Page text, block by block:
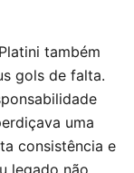
também
gols de falta.
uma
consistência e